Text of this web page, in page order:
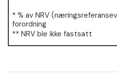
* % av NRV
forordning
** NRV ble ikke fastsatt